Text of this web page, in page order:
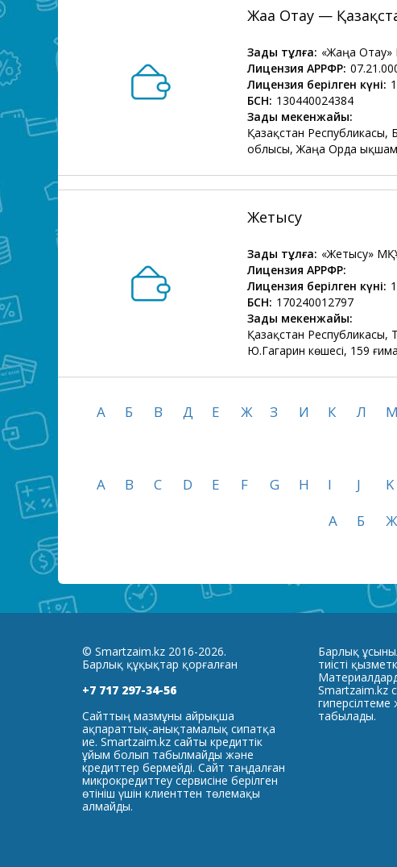
Жаңа Отау —
Заңды тұлға: «Жаңа
Лицензия АРРФР:
Лицензия берілген күні:
БСН: 130440024384
Заңды мекенжайы:
Қазақстан Республикасы,
облысы, Жаңа Орда
Жетысу
Заңды тұлға: «Жетысу»
Лицензия АРРФР:
Лицензия берілген күні:
БСН: 170240012797
Заңды мекенжайы:
Қазақстан Республикасы,
Ю.Гагарин көшесі, 159
А Б В Д Е Ж З И К Л М
A
B C D E F G H I J K
А
Б Ж
© Smartzaim.kz 2016-2026.
Барлық құқықтар қорғалған
+7 717 297-34-56
Сайттың мазмұны айрықша
ақпараттық-анықтамалық сипатқа
ие. Smartzaim.kz сайты кредиттік
ұйым болып табылмайды және
кредиттер бермейді. Сайт таңдалған
микрокредиттеу сервисіне берілген
өтініш үшін клиенттен төлемақы
алмайды.
Барлық
тиісті
Smartzaim.kz
гиперсілтеме
табылады.